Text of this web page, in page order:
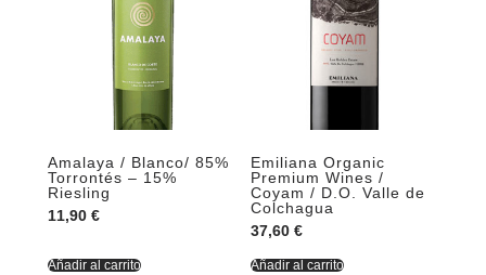
Amalaya / Blanco/ 85%
Torrontés – 15%
Riesling
11,90€
Añadir al carrito
Emiliana Organic
Premium Wines /
Coyam / D.O. Valle de
Colchagua
37,60€
Añadir al carrito